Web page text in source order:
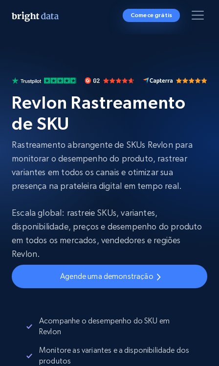
Comece grátis
Revlon Rastreamento
de SKU
Rastreamento abrangente de SKUs Revlon para
monitorar o desempenho do produto, rastrear
variantes em todos os canais e otimizar sua
presença na prateleira digital em tempo real.
Escala global: rastreie SKUs, variantes,
disponibilidade, preços e desempenho do produto
em todos os mercados, vendedores e regiões
Revlon.
Agende uma demonstração
Acompanhe o desempenho do SKU em
Revlon
Monitore as variantes e a disponibilidade dos
produtos